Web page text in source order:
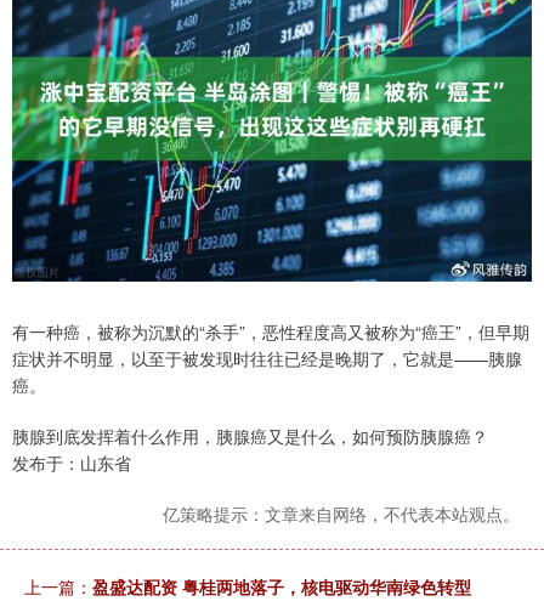
有一种癌，被称为沉默的“杀手”，恶性程度高又被称为“癌王”，但早期
症状并不明显，以至于被发现时往往已经是晚期了，它就是——胰腺
癌。
胰腺到底发挥着什么作用，胰腺癌又是什么，如何预防胰腺癌？
发布于：山东省
亿策略提示：文章来自网络，不代表本站观点。
上一篇： 盈盛达配资 粤桂两地落子，核电驱动华南绿色转型